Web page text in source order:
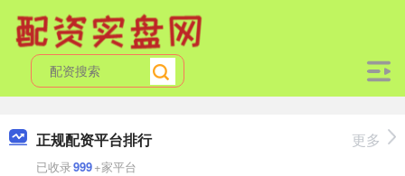
正规配资平台排行
已收录999+家平台
更多